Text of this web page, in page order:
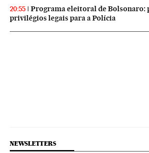
20:55
Programa eleitoral de Bolsonaro:
privilégios legais para a Polícia
NEWSLETTERS